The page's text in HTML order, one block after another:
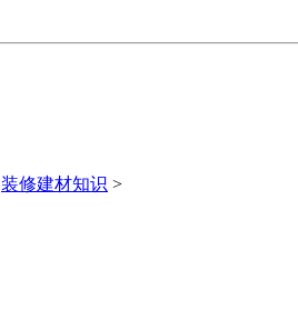
装修建材知识 >